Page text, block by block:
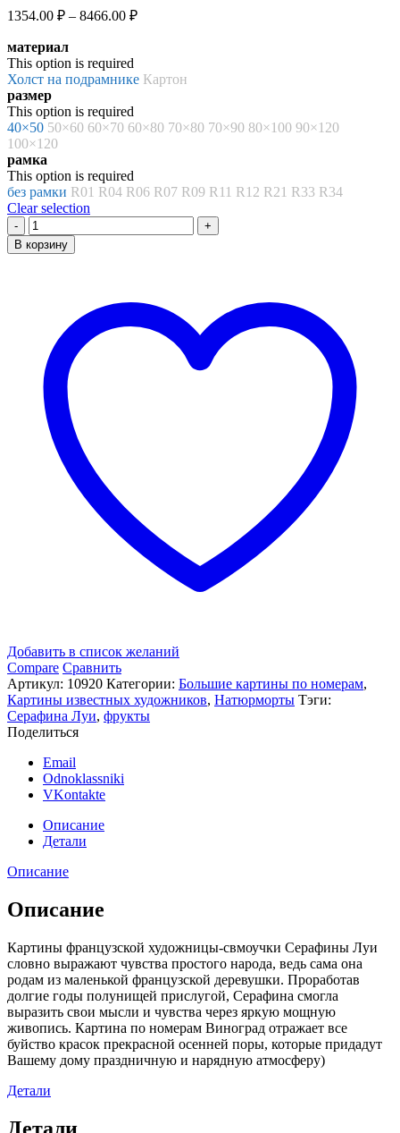
1354.00 ₽ – 8466.00 ₽Диапазон
8466.00 ₽
материал
This option is required
Холст на подрамнике Картон
размер
This option is required
40×50 50×60 60×70 60×80 70×80 70×90 80×100 90×120
100×120
рамка
This option is required
без рамки R01 R04 R06 R07 R09 R11 R12 R21 R33 R34
Clear selection
Количество
товара
Картина
Виноград»
В корзину
Добавить в список желаний
Compare Сравнить
Артикул: 10920 Категории: Большие картины по номерам,
Картины известных художников, Натюрморты Тэги:
Серафина Луи, фрукты
Поделиться
Email
Odnoklassniki
VKontakte
Описание
Детали
Описание
Описание
Картины французской художницы-свмоучки Серафины Луи
словно выражают чувства простого народа, ведь сама она
родам из маленькой французской деревушки. Проработав
долгие годы полунищей прислугой, Серафина смогла
выразить свои мысли и чувства через яркую мощную
живопись. Картина по номерам Виноград отражает все
буйство красок прекрасной осенней поры, которые придадут
Вашему дому праздничную и нарядную атмосферу)
Детали
Детали